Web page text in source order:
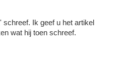
Ik geef u het artikel
wat hij toen schreef.